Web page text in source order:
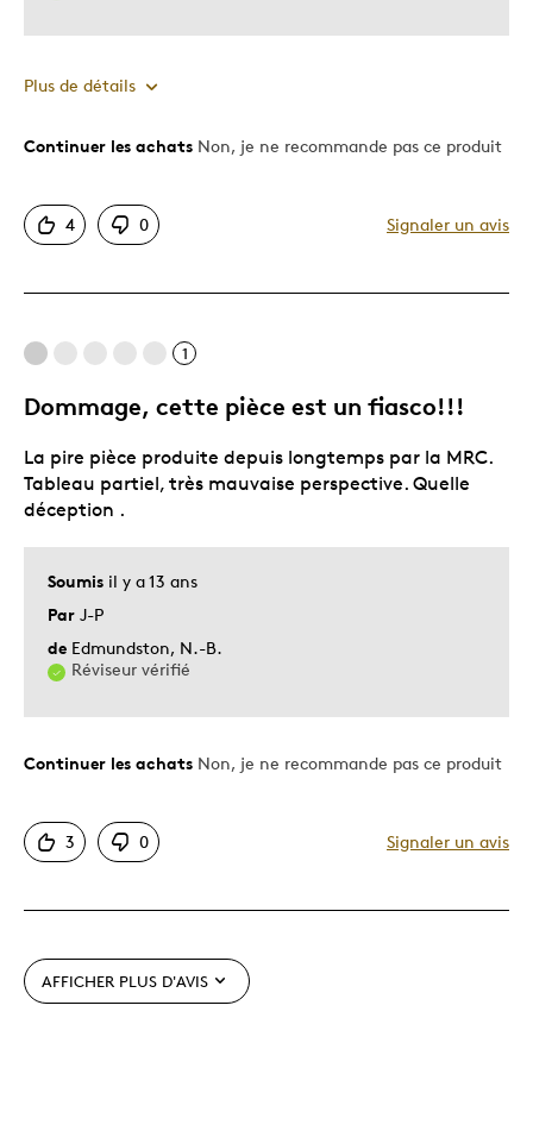
Plus de détails
Le contre
Mauvaise qualité
Continuer les achats Non, je ne recommande pas ce produit
4 0 Signaler un avis
1
Dommage, cette pièce est un fiasco!!!
Soumis il y a 13 ans
Par J-P
de Edmundston, N.-B.
Réviseur vérifié
La pire pièce produite depuis longtemps par la MRC.
Tableau partiel, très mauvaise perspective. Quelle
déception .
Continuer les achats Non, je ne recommande pas ce produit
3 0 Signaler un avis
AFFICHER PLUS D'AVIS